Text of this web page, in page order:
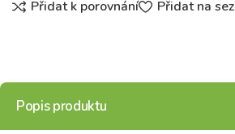
Přidat k porovnání Přidat na
Popis produktu